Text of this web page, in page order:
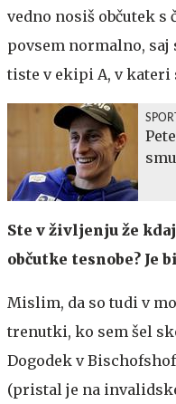
vedno nosiš občutek
povsem normalno, saj
tiste v ekipi A, v kateri
Ste v življenju že
občutke tesnobe? Je
Mislim, da so tudi v
trenutki, ko sem šel
Dogodek v
(pristal je na